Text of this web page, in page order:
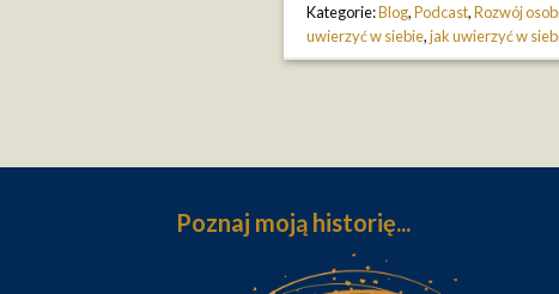
Kategorie:Blog,Podcast,Rozwój
uwierzyć w siebie,jak uwierzyć w
Poznaj moją historię...